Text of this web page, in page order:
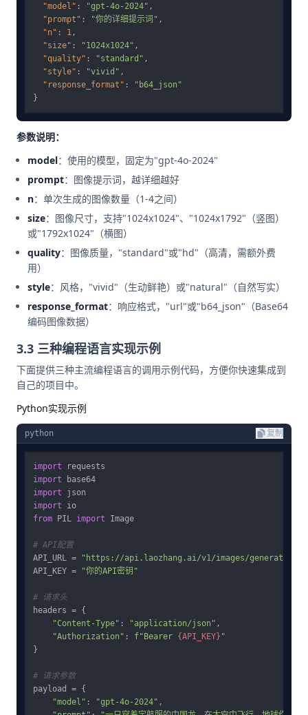
"model" : "gpt-4o-2024" ,
"prompt" : "你的详细提示词" ,
"n" : 1 ,
"size" : "1024x1024" ,
"quality" : "standard" ,
"style" : "vivid" ,
"response_format" :
"b64_json"
}
参数说明：
model：使用的模型，固定为"gpt-4o-2024"
prompt：图像提示词，越详细越好
n：单次生成的图像数量（1-4之间）
size：图像尺寸，支持"1024x1024"、"1024x1792"（竖图）
或"1792x1024"（横图）
quality：图像质量，"standard"或"hd"（高清，需额外费
用）
style：风格，"vivid"（生动鲜艳）或"natural"（自然写实）
response_format：响应格式，"url"或"b64_json"（Base64
编码图像数据）
3.3 三种编程语言实现示例
下面提供三种主流编程语言的调用示例代码，方便你快速集成到
自己的项目中。
Python实现示例
python 复制
import
import
import
import
from PIL import Image
# API配置
API_URL =
"https://api.laozhang.ai/v1/images/generate"
API_KEY =
"你的API密钥"
# 请求头
headers = {
"Content-Type" : "application/json" ,
"Authorization" : f"Bearer {API_KEY} "
}
# 请求参数
payload = {
"model" : "gpt-4o-2024" ,